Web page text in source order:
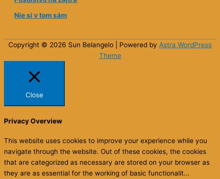
Nie si v tom sám
Copyright © 2026 Sun Belangelo | Powered by Astra WordPress
Theme
Close
Privacy Overview
This website uses cookies to improve your experience while you
navigate through the website. Out of these cookies, the cookies
that are categorized as necessary are stored on your browser as
they are as essential for the working of basic functionalit...